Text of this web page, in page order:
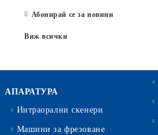
Абонирай се за новини
Виж всички
АПАРАТУРА
Интраорални скенери
Машини за фрезоване